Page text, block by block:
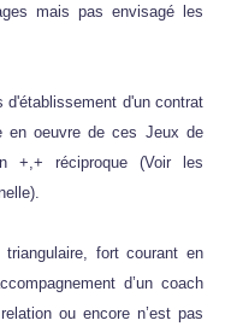
mais pas envisagé les
d'établissement d'un contrat
en oeuvre de ces Jeux de
+,+ réciproque (Voir les
fort courant en
d’un coach
ou encore n’est pas